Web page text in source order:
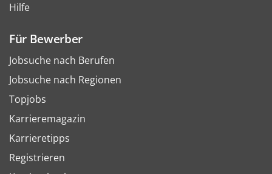
Hilfe
Für Bewerber
Jobsuche nach Berufen
Jobsuche nach Regionen
Topjobs
Karrieremagazin
Karrieretipps
Registrieren